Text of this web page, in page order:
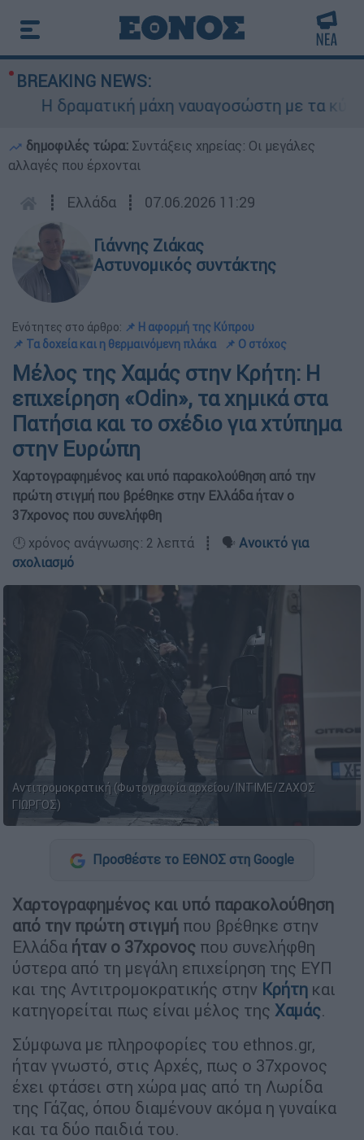
BREAKING NEWS:
Η δραματική μάχη ναυαγοσώστη με τα κύματα
δημοφιλές τώρα: Συντάξεις χηρείας: Οι μεγάλες
αλλαγές που έρχονται
┋ Ελλάδα ┋ 07.06.2026 11:29
Γιάννης Ζιάκας
Αστυνομικός συντάκτης
Ενότητες στο άρθρο: 📌 Η αφορμή της Κύπρου
📌 Τα δοχεία και η θερμαινόμενη πλάκα
📌 Ο στόχος
Μέλος της Χαμάς στην Κρήτη: Η
επιχείρηση «Odin», τα χημικά στα
Πατήσια και το σχέδιο για χτύπημα
στην Ευρώπη
Χαρτογραφημένος και υπό παρακολούθηση από την
πρώτη στιγμή που βρέθηκε στην Ελλάδα ήταν ο
37χρονος που συνελήφθη
🕛 χρόνος ανάγνωσης: 2 λεπτά ┋ 🗣️ Ανοικτό για
σχολιασμό
Αντιτρομοκρατική (Φωτογραφία αρχείου/ΙΝΤΙΜΕ/ΖΑΧΟΣ
ΓΙΩΡΓΟΣ)
Προσθέστε το ΕΘΝΟΣ στη Google
Χαρτογραφημένος και υπό παρακολούθηση
από την πρώτη στιγμή που βρέθηκε στην
Ελλάδα ήταν ο 37χρονος που συνελήφθη
ύστερα από τη μεγάλη επιχείρηση της ΕΥΠ
και της Αντιτρομοκρατικής στην Κρήτη και
κατηγορείται πως είναι μέλος της Χαμάς.
Σύμφωνα με πληροφορίες του ethnos.gr,
ήταν γνωστό, στις Αρχές, πως ο 37χρονος
έχει φτάσει στη χώρα μας από τη Λωρίδα
της Γάζας, όπου διαμένουν ακόμα η γυναίκα
και τα δύο παιδιά του.